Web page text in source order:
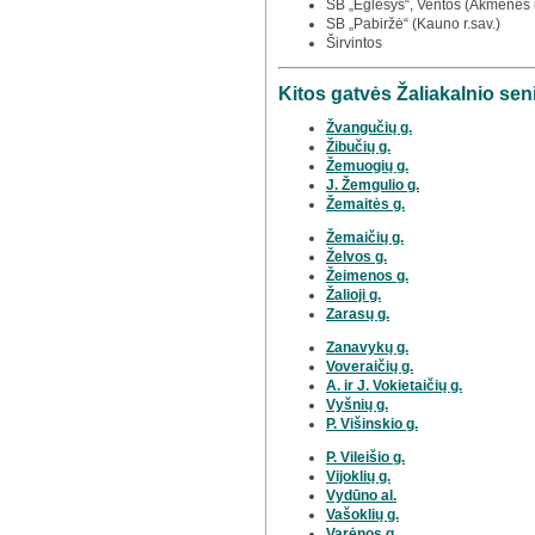
SB „Eglesys“, Ventos
SB „Pabiržė“ (Kauno r.sav.)
Širvintos
Kitos gatvės Žaliakalnio
Žvangučių g.
Žibučių g.
Žemuogių g.
J. Žemgulio g.
Žemaitės g.
Žemaičių g.
Želvos g.
Žeimenos g.
Žalioji g.
Zarasų g.
Zanavykų g.
Voveraičių g.
A. ir J. Vokietaičių g.
Vyšnių g.
P. Višinskio g.
P. Vileišio g.
Vijoklių g.
Vydūno al.
Vašoklių g.